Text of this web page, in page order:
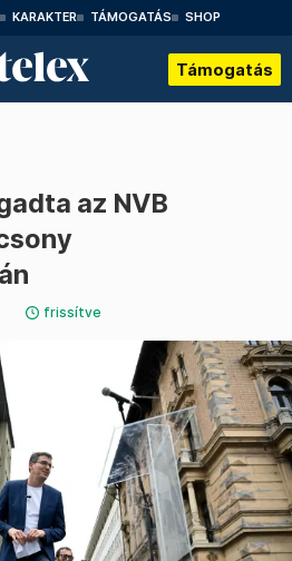
KARAKTER TÁMOGATÁS SHOP
Támogatás
az NVB
frissítve